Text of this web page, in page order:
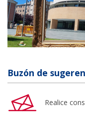
Buzón de
Realice